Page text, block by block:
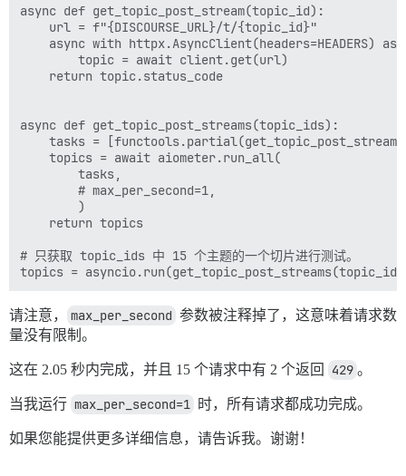
async def get_topic_post_stream(topic_id):
    url = f"{DISCOURSE_URL}/t/{topic_id}"
async with httpx.AsyncClient(headers=HEADERS) as
        topic = await client.get(url)
    return topic.status_code
async def get_topic_post_streams(topic_ids):
tasks =
    topics = await aiometer.run_all(
        tasks,
        # max_per_second=1,
        )
    return topics
# 只获取 topic_ids 中 15 个主题的一个切片进行测试。
请注意， max_per_second 参数被注释掉了，这意味着请求数
量没有限制。
这在 2.05 秒内完成，并且 15 个请求中有 2 个返回 429 。
当我运行 max_per_second=1 时，所有请求都成功完成。
如果您能提供更多详细信息，请告诉我。谢谢！